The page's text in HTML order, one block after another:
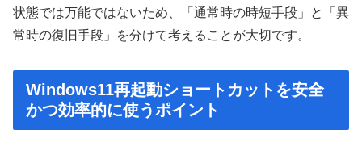
状態では万能ではないため、「通常時の時短手段」と「異
常時の復旧手段」を分けて考えることが大切です。
Windows11再起動ショートカットを安全
かつ効率的に使うポイント